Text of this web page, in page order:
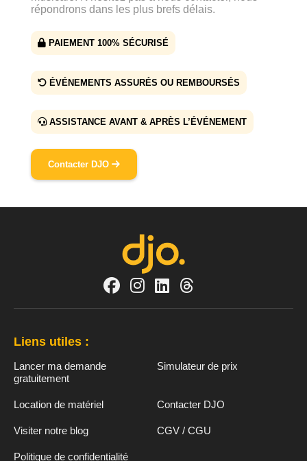
répondrons dans les plus brefs délais.
PAIEMENT 100% SÉCURISÉ
ÉVÉNEMENTS ASSURÉS OU REMBOURSÉS
ASSISTANCE AVANT & APRÈS L’ÉVÉNEMENT
Contacter DJO
Liens utiles :
Lancer ma demande
gratuitement
Simulateur de prix
Location de matériel Contacter DJO
Visiter notre blog CGV / CGU
Politique de confidentialité